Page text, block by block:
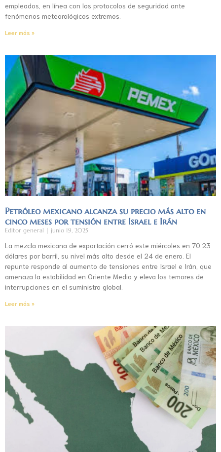
empleados, en línea con los protocolos de seguridad ante
fenómenos meteorológicos extremos.
Leer más »
Petróleo mexicano alcanza su precio más alto en
cinco meses por tensión entre Israel e Irán
Editor general junio 19, 2025
La mezcla mexicana de exportación cerró este miércoles en 70.23
dólares por barril, su nivel más alto desde el 24 de enero. El
repunte responde al aumento de tensiones entre Israel e Irán, que
amenaza la estabilidad en Oriente Medio y eleva los temores de
interrupciones en el suministro global.
Leer más »